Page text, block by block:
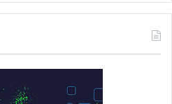
q
s
a
p